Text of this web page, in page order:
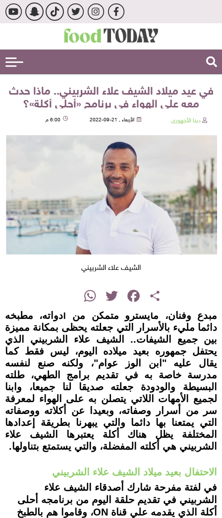
في عيد ميلاد الشيف علاء الشربيني.. ماذا حدث
معه على الهواء في برنامج «أحلى أكلة»؟
دينا الأجهورى الأربعاء , 21-09-2022 6:00 م
الشيف علاء الشربيني
Share
Facebook
Twitter
WhatsApp
مبدع وفنان، مايسترو متمكن من أدواته، مطبخه
دائما مليء بالأسرار التي جعلته يحظى بمكانة مميزة
بين جميع الشيفات.. الشيف علاء الشربيني الذي
يحتفل جمهوره بعيد ميلاده اليوم، ليس فقط كما
يقال عليه "ابن الوز عوام"، ولكنه صنع لنفسه
مدرسة خاصة به في تقديم برامج الطهي، طلته
البسيطة والودودة جعلته صديقا لنا جميعا، وابنا
لجميع الأمهات اللاتي يتصلن به على الهواء لمعرفة
سر من أسرار وصفاته، وبعيدا عن أكلاته ووصفاته
التي يمتعنا بها دائما والتي يبهرنا بطريقة إعدادها
المختلفة يظل هناك أكلة يعتبرها الشيف علاء
الشربيني هي أكلته المفضلة، والتي يستمتع بتناولها.
الاحتفال بعيد ميلاد الشيف علاء الشربيني
في لفتة مفرحة شارك أصدقاء الشيف علاء
الشربيني في تقديم حلقة اليوم من برنامجه أحلى
أكلة الذي يقدمه علي قناة ON، وقاموا هم بالطبخ